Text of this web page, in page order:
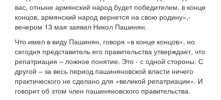
вас, отныне армянский народ будет победителем, в конце
концов, армянский народ вернется на свою родину»,-
вечером 13 мая заявил Никол Пашинян.
Что имел в виду Пашинян, говоря «в конце концов», но
сегодня представитель его правительства утверждает, что
репатриация – ложное понятие. Это - с одной стороны. С
другой – за весь период пашиняновской власти ничего
практического не сделано для «великой репатриации». И
говорит об этом член пашиняновского правительства.